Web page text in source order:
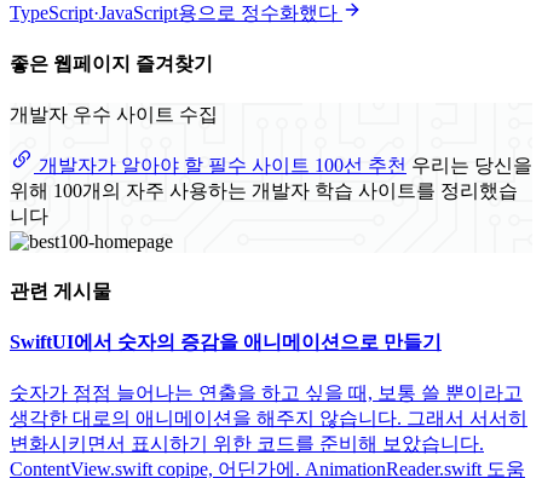
TypeScript·JavaScript용으로 정수화했다
좋은 웹페이지 즐겨찾기
개발자 우수 사이트 수집
개발자가 알아야 할 필수 사이트 100선 추천 우리는 당신을
위해 100개의 자주 사용하는 개발자 학습 사이트를 정리했습
니다
관련 게시물
SwiftUI에서 숫자의 증감을 애니메이션으로 만들기
숫자가 점점 늘어나는 연출을 하고 싶을 때, 보통 쓸 뿐이라고
생각한 대로의 애니메이션을 해주지 않습니다. 그래서 서서히
변화시키면서 표시하기 위한 코드를 준비해 보았습니다.
ContentView.swift copipe, 어딘가에. AnimationReader.swift 도움